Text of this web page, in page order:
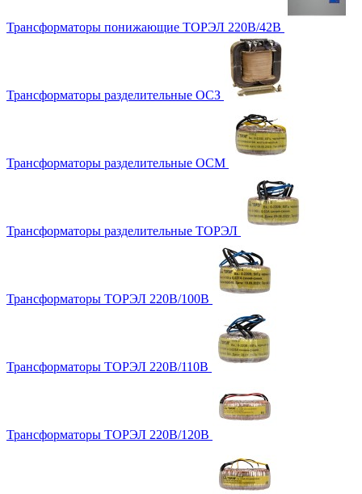
Трансформаторы понижающие ТОРЭЛ 220В/42В
Трансформаторы разделительные ОСЗ
Трансформаторы разделительные ОСМ
Трансформаторы разделительные ТОРЭЛ
Трансформаторы ТОРЭЛ 220В/100В
Трансформаторы ТОРЭЛ 220В/110В
Трансформаторы ТОРЭЛ 220В/120В